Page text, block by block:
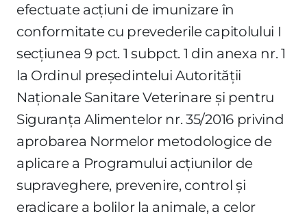
efectuate acţiuni de imunizare în
conformitate cu prevederile capitolului I
secţiunea 9 pct. 1 subpct. 1 din anexa nr. 1
la Ordinul preşedintelui Autorităţii
Naţionale Sanitare Veterinare şi pentru
Siguranţa Alimentelor nr. 35/2016 privind
aprobarea Normelor metodologice de
aplicare a Programului acţiunilor de
supraveghere, prevenire, control şi
eradicare a bolilor la animale, a celor